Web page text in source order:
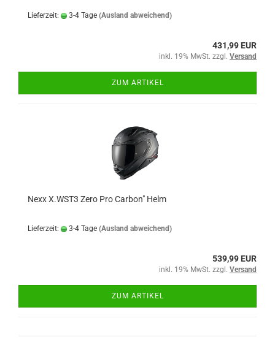
Lieferzeit: 3-4 Tage (Ausland abweichend)
431,99 EUR
inkl. 19% MwSt. zzgl. Versand
ZUM ARTIKEL
Nexx X.WST3 Zero Pro Carbon" Helm
Lieferzeit: 3-4 Tage (Ausland abweichend)
539,99 EUR
inkl. 19% MwSt. zzgl. Versand
ZUM ARTIKEL